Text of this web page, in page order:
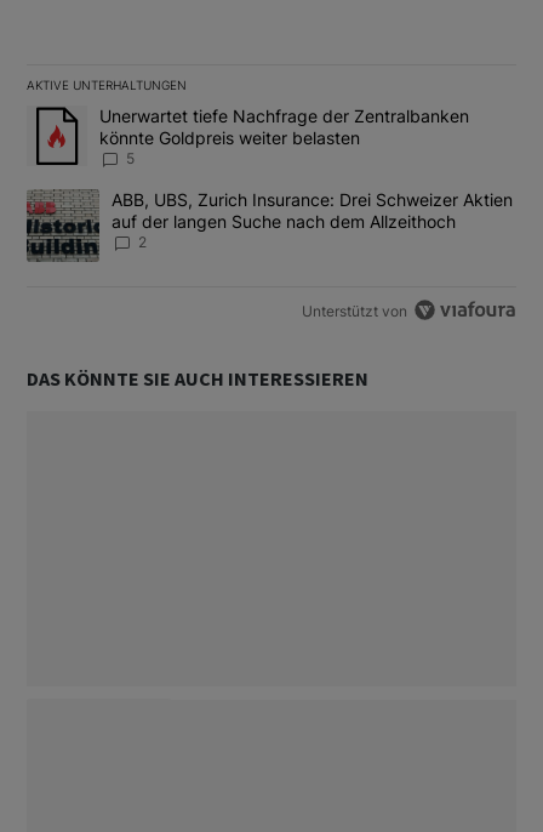
AKTIVE UNTERHALTUNGEN
Das Folgende ist eine Liste der am meisten kommentierten
Ein Trendartikel mit dem Titel "Unerwartet tiefe Nachfrage der
Unerwartet tiefe Nachfrage der Zentralbanken
könnte Goldpreis weiter belasten
5
Ein Trendartikel mit dem Titel "ABB, UBS, Zurich Insurance:
ABB, UBS, Zurich Insurance: Drei Schweizer Aktien
auf der langen Suche nach dem Allzeithoch
2
Unterstützt von
DAS KÖNNTE SIE AUCH INTERESSIEREN